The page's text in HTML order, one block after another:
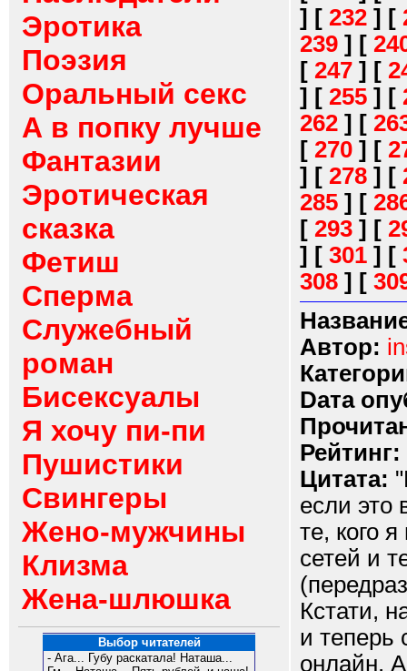
Эротика
Поэзия
Оральный секс
А в попку лучше
Фантазии
Эротическая
сказка
Фетиш
Сперма
Служебный
роман
Бисексуалы
Я хочу пи-пи
Пушистики
Свингеры
Жено-мужчины
Клизма
Жена-шлюшка
Выбор читателей
- Ага... Губу раскатала! Наташа...
] [ 232 ] [
239 ] [
[ 247 ] [
] [ 255 ] [
262 ] [
[ 270 ] [
] [ 278 ] [
285 ] [
[ 293 ] [
] [ 301 ] [
308 ] [
Автор:
Dата
Рейтинг:
Цитата:
если это
те, кого
сетей и
Кстати,
и теперь
онлайн.